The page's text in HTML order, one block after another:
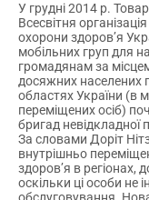
У грудні 2014 р.
Всесвітня
охорони здоров’я
мобільних груп для
громадянам за
досяжних населених
областях України (в
переміщених осіб)
бригад невідкладної
За словами Доріт
внутрішньо
здоров’я в регіонах,
оскільки ці особи не